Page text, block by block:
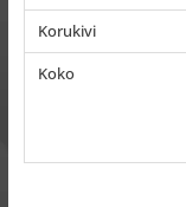
Korukivi
Koko